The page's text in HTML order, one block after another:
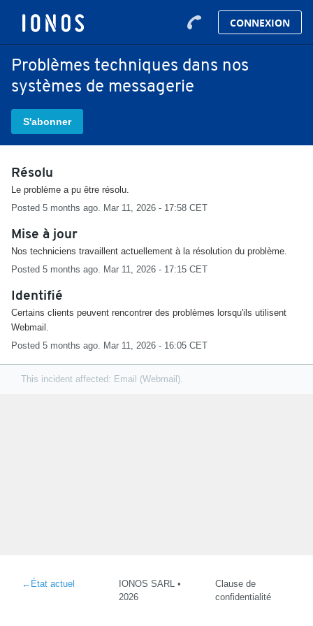
CONNEXION
Problèmes techniques dans nos
systèmes de messagerie
S'abonner
Résolu
Le problème a pu être résolu.
Posted 5 months ago. Mar 11, 2026 - 17:58 CET
Mise à jour
Nos techniciens travaillent actuellement à la résolution du problème.
Posted 5 months ago. Mar 11, 2026 - 17:15 CET
Identifié
Certains clients peuvent rencontrer des problèmes lorsqu'ils utilisent
Webmail.
Posted 5 months ago. Mar 11, 2026 - 16:05 CET
This incident affected: Email (Webmail).
← État actuel
IONOS SARL •
2026
Clause de
confidentialité